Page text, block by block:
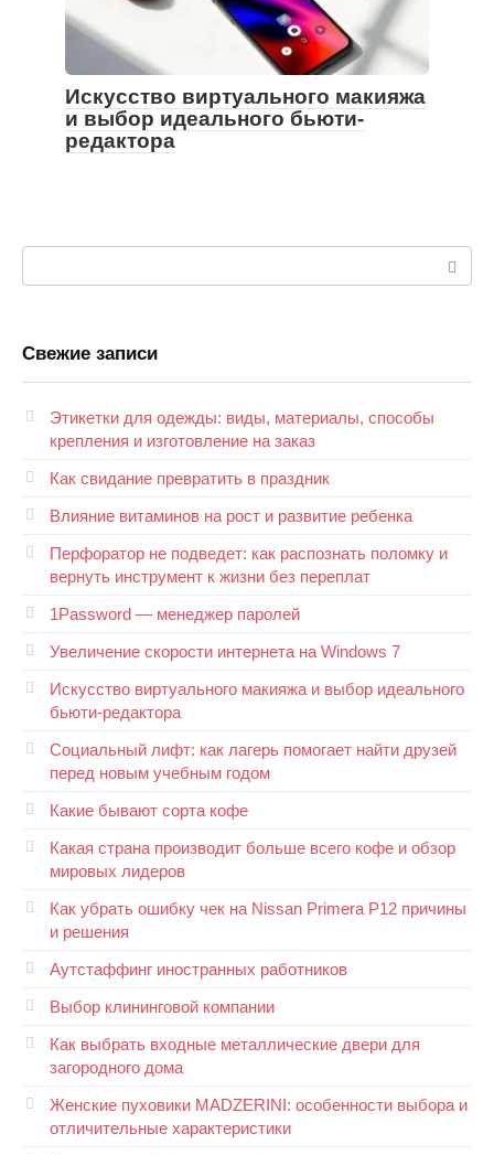
Искусство виртуального макияжа
и выбор идеального бьюти-
редактора
Свежие записи
Этикетки для одежды: виды, материалы, способы
крепления и изготовление на заказ
Как свидание превратить в праздник
Влияние витаминов на рост и развитие ребенка
Перфоратор не подведет: как распознать поломку и
вернуть инструмент к жизни без переплат
1Password — менеджер паролей
Увеличение скорости интернета на Windows 7
Искусство виртуального макияжа и выбор идеального
бьюти-редактора
Социальный лифт: как лагерь помогает найти друзей
перед новым учебным годом
Какие бывают сорта кофе
Какая страна производит больше всего кофе и обзор
мировых лидеров
Как убрать ошибку чек на Nissan Primera P12 причины
и решения
Аутстаффинг иностранных работников
Выбор клининговой компании
Как выбрать входные металлические двери для
загородного дома
Женские пуховики MADZERINI: особенности выбора и
отличительные характеристики